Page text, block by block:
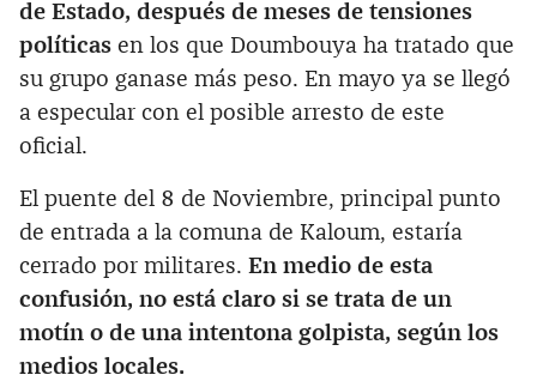
de Estado, después de meses de tensiones
políticas en los que Doumbouya ha tratado que
su grupo ganase más peso. En mayo ya se llegó
a especular con el posible arresto de este
oficial.
El puente del 8 de Noviembre, principal punto
de entrada a la comuna de Kaloum, estaría
cerrado por militares. En medio de esta
confusión, no está claro si se trata de un
motín o de una intentona golpista, según los
medios locales.